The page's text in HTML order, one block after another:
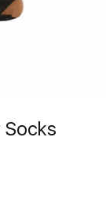
Socks